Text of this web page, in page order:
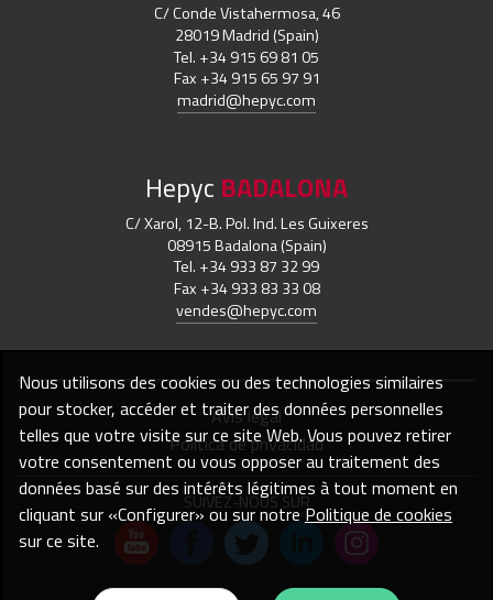
C/ Conde Vistahermosa, 46
28019 Madrid (Spain)
Tel. +34 915 69 81 05
Fax +34 915 65 97 91
madrid@hepyc.com
Hepyc BADALONA
C/ Xarol, 12-B. Pol. Ind. Les Guixeres
08915 Badalona (Spain)
Tel. +34 933 87 32 99
Fax +34 933 83 33 08
vendes@hepyc.com
Avis légal
Política de privacidad
SUIVEZ-NOUS SUR
Nous utilisons des cookies ou des technologies similaires
pour stocker, accéder et traiter des données personnelles
telles que votre visite sur ce site Web. Vous pouvez retirer
votre consentement ou vous opposer au traitement des
données basé sur des intérêts légitimes à tout moment en
cliquant sur «Configurer» ou sur notrePolitique de cookies
sur ce site.